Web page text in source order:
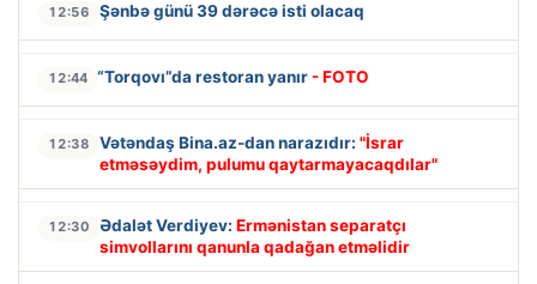
12:56 Şənbə günü 39 dərəcə isti olacaq
12:44 “Torqovı”da restoran yanır - FOTO
12:38 Vətəndaş Bina.az-dan narazıdır: "İsrar
etməsəydim, pulumu qaytarmayacaqdılar"
12:30 Ədalət Verdiyev: Ermənistan separatçı
simvollarını qanunla qadağan etməlidir